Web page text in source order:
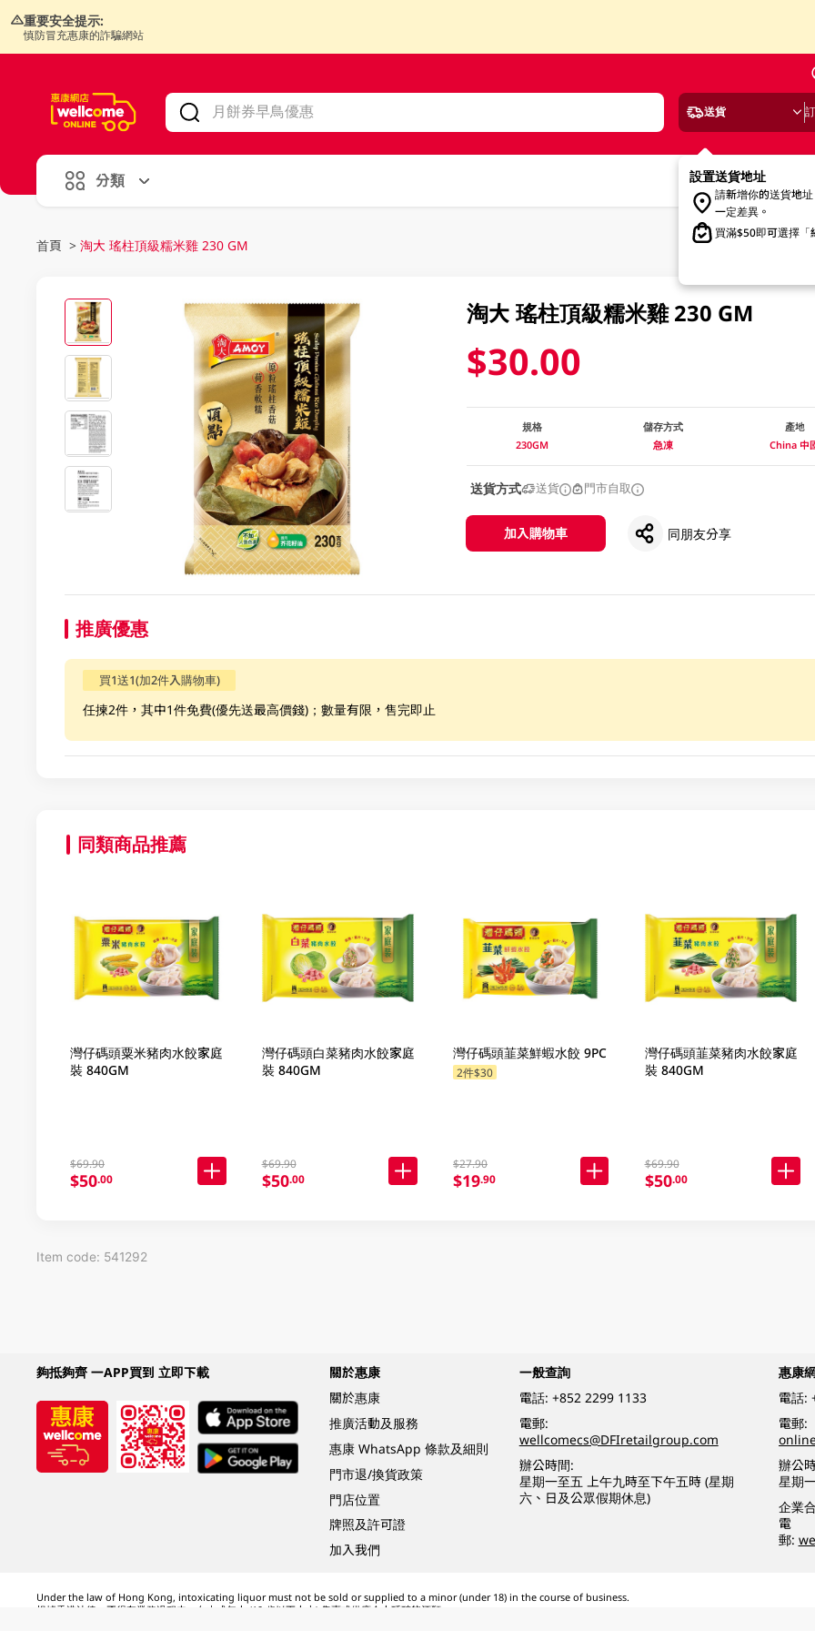
重要安全提示:
慎防冒充惠康的詐騙網站
送貨
設置送貨地址
請新增你的送貨地
一定差異。
買滿$50即可選擇「
分類
首頁 > 淘大 瑤柱頂級糯米雞 230 GM
淘大 瑤柱頂級糯米雞 230 GM
$30.00
規格
230GM
儲存方式
急凍
產地
China 中
送貨方式 送貨 門市自取
加入購物車 同朋友分享
推廣優惠
買1送1(加2件入購物車)
任揀2件，其中1件免費(優先送最高價錢)；數量有限，售完即止
同類商品推薦
灣仔碼頭粟米豬肉水餃家庭
裝 840GM
$69.90
$50.00
灣仔碼頭白菜豬肉水餃家庭
裝 840GM
$69.90
$50.00
灣仔碼頭韮菜鮮蝦水餃 9PC
2件$30
$27.90
$19.90
灣仔碼頭韮菜豬肉水餃家庭
裝 840GM
$69.90
$50.00
Item code: 541292
夠抵夠齊 一APP買到 立即下載
關於惠康
關於惠康
推廣活動及服務
惠康 WhatsApp 條款及細則
門市退/換貨政策
門店位置
牌照及許可證
加入我們
一般查詢
電話: +852 2299 1133
電郵:
wellcomecs@DFIretailgroup.com
辦公時間:
星期一至五 上午九時至下午五時 (星期
六、日及公眾假期休息)
惠康
電話:
電郵:
辦公
星期
企業
電
郵:
Under the law of Hong Kong, intoxicating liquor must not be sold or supplied to a minor (under 18) in the course of business.
根據香港法律，不得在業務過程中，向未成年人 (18 歲以下人士) 售賣或供應令人醺醉的酒類。